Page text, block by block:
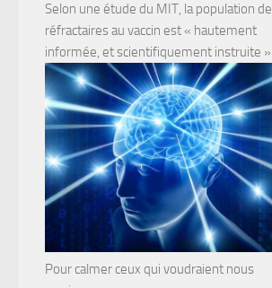
Selon une étude du MIT, la population de
réfractaires au vaccin est « hautement
informée, et scientifiquement instruite »
Pour calmer ceux qui voudraient nous